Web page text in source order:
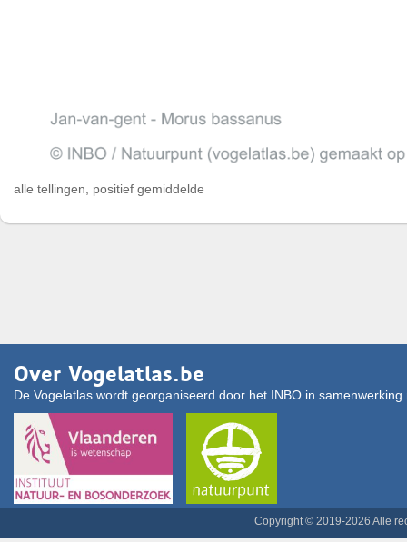
alle tellingen, positief gemiddelde
Over Vogelatlas.be
De Vogelatlas wordt georganiseerd door het INBO in
Copyright © 2019-2026 Alle